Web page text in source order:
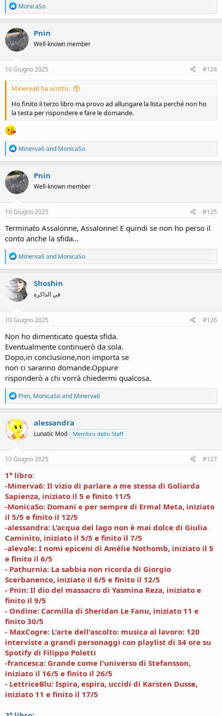
R
e
a
c
t
i
o
n
s
MonicaSo
Pnin
Well-known member
10 Giugno 2025 #124
Minerva6 ha scritto:
Ho finito il terzo libro ma provo ad allungare la lista perché non ho
la testa per rispondere e fare le domande.
R
e
a
c
t
i
o
n
s
Minerva6and MonicaSo
Pnin
Well-known member
10 Giugno 2025 #125
Terminato Assalonne, Assalonne! E quindi se non ho perso il
conto anche la sfida...
R
e
a
c
t
i
o
n
s
Minerva6and MonicaSo
Shoshin
في الذاكرة
10 Giugno 2025 #126
Non ho dimenticato questa sfida.
Eventualmente continuerò da sola.
Dopo,in conclusione,non importa se
non ci saranno domande.Oppure
risponderò a chi vorrà chiedermi qualcosa.
R
e
a
c
t
i
o
n
s
Pnin, MonicaSoand Minerva6
alessandra
Lunatic Mod Membro dello Staff
10 Giugno 2025 #127
1° libro:
-Minerva6: Il vizio di parlare a me stessa di Goliarda
Sapienza, iniziato il 5 e finito 11/5
-MonicaSo: Domani e per sempre di Ermal Meta, iniziato
il 5/5 e finito il 12/5
-alessandra: L'acqua del lago non è mai dolce di Giulia
Caminito, iniziato il 5/5 e finito il 7/5
-alevale: I nomi epiceni di Amélie Nothomb, iniziato il 5
e finito il 6/5
- Pathurnia: La sabbia non ricorda di Giorgio
Scerbanenco, iniziato il 6/5 e finito il 12/5
- Pnin: Il dio del massacro di Yasmina Reza, iniziato e
finito il 9/5
- Ondine: Carmilla di Sheridan Le Fanu, iniziato 11 e
finito 30/5
- MaxCogre: L'arte dell'ascolto: musica al lavoro: 120
interviste a grandi personaggi con playlist di 34 ore su
Spotify di Filippo Poletti
-francesca: Grande come l'universo di Stefansson,
iniziato il 16/5 e finito il 26/5
- LettriceBlu: Ispira, espira, uccidi di Karsten Dusse,
iniziato 11 e finito il 17/5